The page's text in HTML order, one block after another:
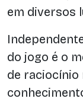
em diversos
do jogo é o
de raciocínio